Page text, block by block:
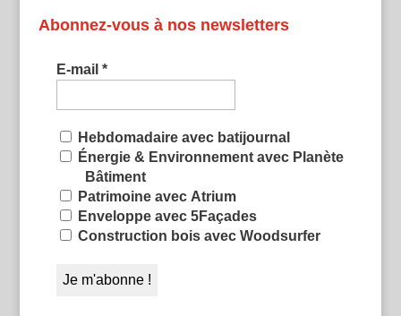
Abonnez-vous à nos newsletters
E-mail *
Hebdomadaire avec batijournal
Énergie & Environnement avec Planète
Bâtiment
Patrimoine avec Atrium
Enveloppe avec 5Façades
Construction bois avec Woodsurfer